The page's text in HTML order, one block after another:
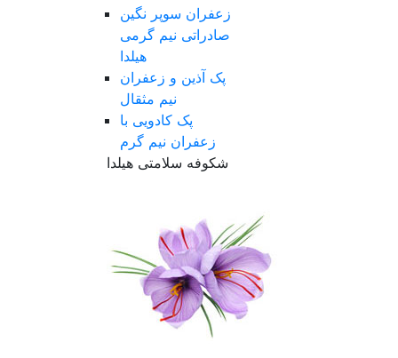
زعفران سوپر نگین
صادراتی نیم گرمی
هیلدا
پک آذین و زعفران
نیم مثقال
پک کادویی با
زعفران نیم گرم
شکوفه سلامتی هیلدا